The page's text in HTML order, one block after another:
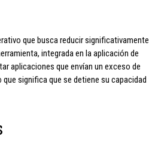
que busca reducir significativamente
integrada en la aplicación de
aplicaciones que envían un exceso de
significa que se detiene su capacidad